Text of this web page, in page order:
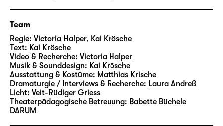
Team
Regie: Victoria Halper, Kai Krösche
Text: Kai Krösche
Video & Recherche: Victoria Halper
Musik & Sounddesign: Kai Krösche
Ausstattung & Kostüme: Matthias Krische
Dramaturgie / Interviews & Recherche: Laura Andreß
Licht: Veit-Rüdiger Griess
Theaterpädagogische Betreuung: Babette Büchele
DARUM